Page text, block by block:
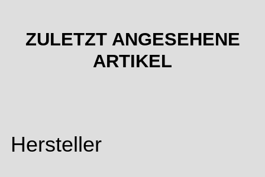
ZULETZT ANGESEHENE
ARTIKEL
Hersteller